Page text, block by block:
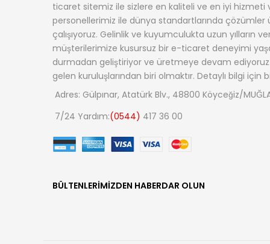
ticaret sitemiz ile sizlere en kaliteli ve en iyi hizmeti
personellerimiz ile dünya standartlarında
çalışıyoruz. Gelinlik ve kuyumculukta uzun yılların
müşterilerimize kusursuz bir e-ticaret deneyimi
durmadan geliştiriyor ve üretmeye devam
gelen kuruluşlarından biri olmaktır. Detaylı bilgi için
Adres: Gülpınar, Atatürk Blv., 48800 Köyceğiz/
7/24 Yardım:(0544) 417 36 00
BÜLTENLERIMIZDEN HABERDAR OLUN